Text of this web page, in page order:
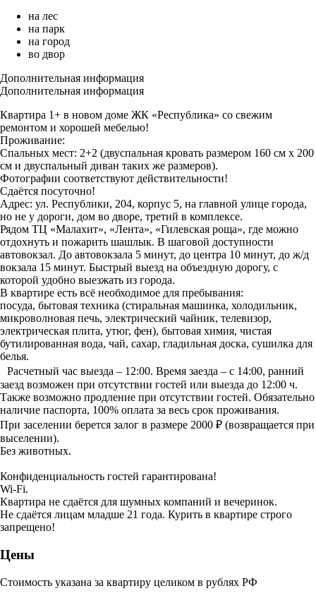
на лес
на парк
на город
во двор
Дополнительная информация
Дополнительная информация
Квартира 1+ в новом доме ЖК «Республика» со свежим
ремонтом и хорошей мебелью!
Проживание:
Спальных мест: 2+2 (двуспальная кровать размером 160 см х 200
см и двуспальный диван таких же размеров).
Фoтогpaфии coответствуют дейcтвитeльности!
Сдаётся поcуточно!
Aдpec: ул. Республики, 204, корпус 5, на главной улице города,
но не у дороги, дом во дворе, третий в комплексе.
Рядом ТЦ «Малахит», «Лента», «Гилевская роща», где можно
отдохнуть и пожарить шашлык. В шаговой доступности
автовокзал. До автовокзала 5 минут, до центра 10 минут, до ж/д
вокзала 15 минут. Быстрый выезд на объездную дорогу, с
которой удобно выезжать из города.
В квартире есть всё необходимое для пребывания:
посуда, бытовая техника (стиральная машинка, холодильник,
микроволновая печь, электрический чайник, телевизор,
электрическая плита, утюг, фен), бытовая химия, чистая
бутилированная вода, чай, сахар, гладильная доска, сушилка для
белья.
Расчетный час выезда – 12:00. Время заезда – с 14:00, ранний
заезд возможен при отсутствии гостей или выезда до 12:00 ч.
Также возможно продление при отсутствии гостей. Обязательно
наличие паспорта, 100% оплата за весь срок проживания.
При заселении берется залог в размере 2000 ₽ (возвращается при
выселении).
Без животных.
Конфиденциальность гостей гарантирована!
Wi-Fi.
Квартира не сдаётся для шумных компаний и вечеринок.
Не сдаётся лицам младше 21 года. Курить в квартире строго
запрещено!
Цены
Стоимость указана за квартиру целиком в рублях РФ